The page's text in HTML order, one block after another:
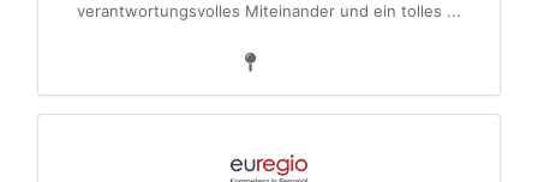
verantwortungsvolles Miteinander und ein tolles ...